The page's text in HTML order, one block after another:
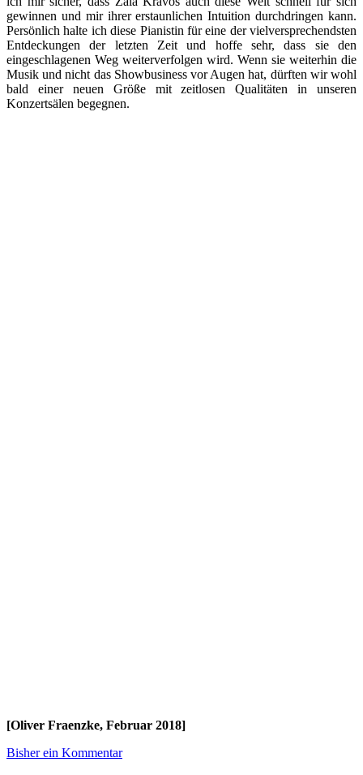
gewinnen und mir ihrer erstaunlichen Intuition durchdringen kann.
Persönlich halte ich diese Pianistin für eine der vielversprechendsten
Entdeckungen der letzten Zeit und hoffe sehr, dass sie den
eingeschlagenen Weg weiterverfolgen wird. Wenn sie weiterhin die
Musik und nicht das Showbusiness vor Augen hat, dürften wir wohl
bald einer neuen Größe mit zeitlosen Qualitäten in unseren
Konzertsälen begegnen.
[Oliver Fraenzke, Februar 2018]
Bisher ein Kommentar